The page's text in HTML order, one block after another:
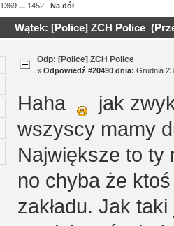
1369 ... 1452 Na dół
Wątek: [Police] ZCH Police
Odp: [Police] ZCH Police
« Odpowiedź #20490 dnia: Grudnia
Haha
jak
wszyscy mamy
Największe to ty
no chyba że
zakładu. Jak